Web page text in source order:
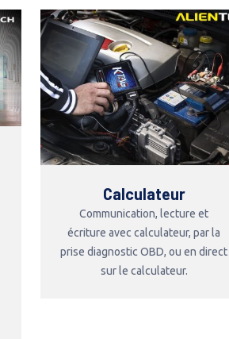
Calculateur
Communication, lecture et
écriture avec calculateur, par la
prise diagnostic OBD, ou en direct
sur le calculateur.